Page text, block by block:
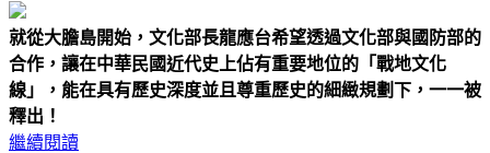
就從大膽島開始，文化部長龍應台希望透過文化部與國防部的
合作，讓在中華民國近代史上佔有重要地位的「戰地文化
線」，能在具有歷史深度並且尊重歷史的細緻規劃下，一一被
釋出！
繼續閱讀